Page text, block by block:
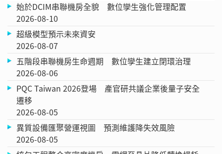
始於DCIM串聯機房全貌 數位孿生強化管理配置
2026-08-10
超級模型預示未來資安
2026-08-07
五階段串聯機房生命週期 數位孿生建立閉環治理
2026-08-06
PQC Taiwan 2026登場 產官研共議企業後量子安全
遷移
2026-08-05
異質設備匯聚營運視圖 預測維護降失效風險
2026-08-05